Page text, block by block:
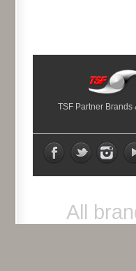
TSF Partner Brands
All